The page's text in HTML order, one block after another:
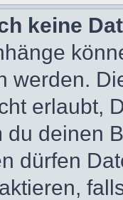
keine
werden.
erlaubt,
du deinen
dürfen